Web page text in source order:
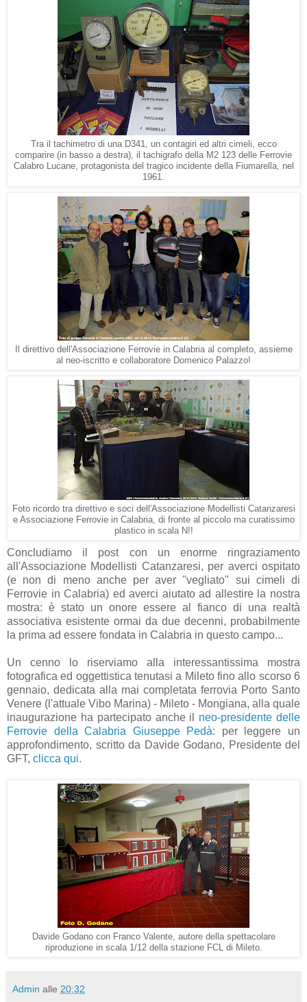
Tra il tachimetro di una D341, un contagiri ed altri cimeli, ecco
comparire (in basso a destra), il tachigrafo della M2 123 delle Ferrovie
Calabro Lucane, protagonista del tragico incidente della Fiumarella, nel
1961.
Il direttivo dell'Associazione Ferrovie in Calabria al completo, assieme
al neo-iscritto e collaboratore Domenico Palazzo!
Foto ricordo tra direttivo e soci dell'Associazione Modellisti Catanzaresi
e Associazione Ferrovie in Calabria, di fronte al piccolo ma curatissimo
plastico in scala N!!
Concludiamo il post con un enorme ringraziamento
all'Associazione Modellisti Catanzaresi, per averci ospitato
(e non di meno anche per aver "vegliato" sui cimeli di
Ferrovie in Calabria) ed averci aiutato ad allestire la nostra
mostra: è stato un onore essere al fianco di una realtà
associativa esistente ormai da due decenni, probabilmente
la prima ad essere fondata in Calabria in questo campo...
Un cenno lo riserviamo alla interessantissima mostra
fotografica ed oggettistica tenutasi a Mileto fino allo scorso 6
gennaio, dedicata alla mai completata ferrovia Porto Santo
Venere (l'attuale Vibo Marina) - Mileto - Mongiana, alla quale
inaugurazione ha partecipato anche il neo-presidente delle
Ferrovie della Calabria Giuseppe Pedà: per leggere un
approfondimento, scritto da Davide Godano, Presidente del
GFT, clicca qui.
Davide Godano con Franco Valente, autore della spettacolare
riproduzione in scala 1/12 della stazione FCL di Mileto.
Admin alle 20:32